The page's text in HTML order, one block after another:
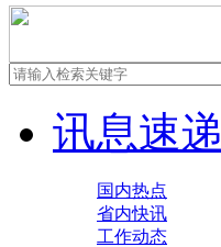
讯息速递
国内热点
省内快讯
工作动态